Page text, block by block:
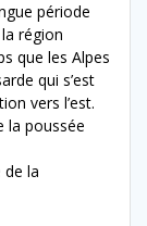
période
région
que les Alpes
qui s’est
vers l’est.
la poussée
de la